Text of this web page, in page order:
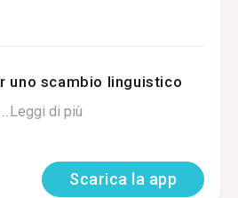
uno scambio linguistico
Leggi di più
Scarica la app